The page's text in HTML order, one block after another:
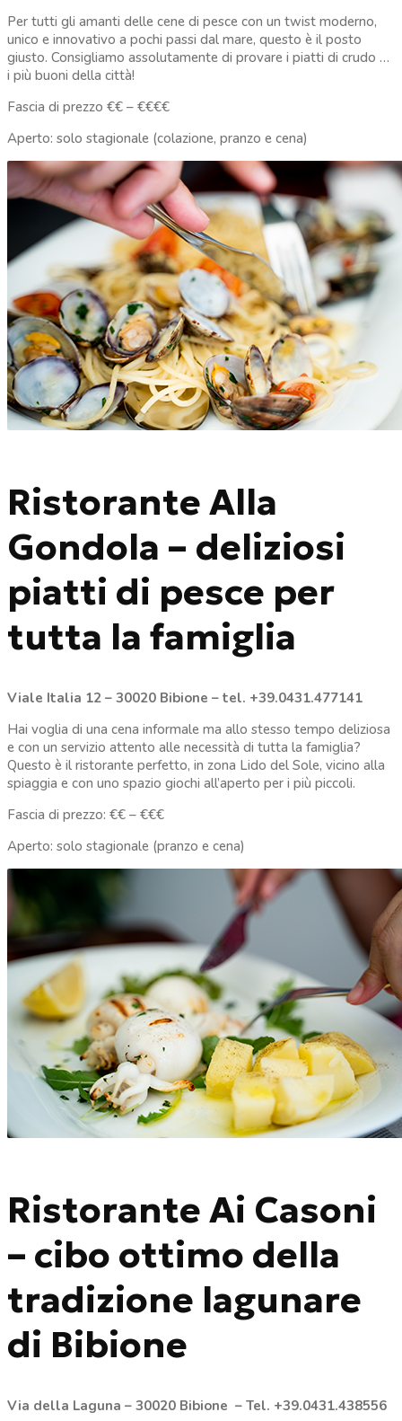
Per tutti gli amanti delle cene di pesce con un twist moderno,
unico e innovativo a pochi passi dal mare, questo è il posto
giusto. Consigliamo assolutamente di provare i piatti di crudo …
i più buoni della città!
Fascia di prezzo €€ – €€€€
Aperto: solo stagionale (colazione, pranzo e cena)
Ristorante Alla
Gondola – deliziosi
piatti di pesce per
tutta la famiglia
Viale Italia 12 – 30020 Bibione – tel. +39.0431.477141
Hai voglia di una cena informale ma allo stesso tempo deliziosa
e con un servizio attento alle necessità di tutta la famiglia?
Questo è il ristorante perfetto, in zona Lido del Sole, vicino alla
spiaggia e con uno spazio giochi all’aperto per i più piccoli.
Fascia di prezzo: €€ – €€€
Aperto: solo stagionale (pranzo e cena)
Ristorante Ai Casoni
– cibo ottimo della
tradizione lagunare
di Bibione
Via della Laguna – 30020 Bibione – Tel. +39.0431.438556